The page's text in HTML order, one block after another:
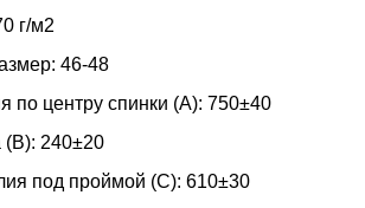
г/м2
46-48
по центру спинки (A): 750±40
(B): 240±20
под проймой (С): 610±30